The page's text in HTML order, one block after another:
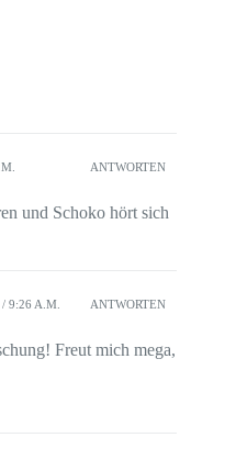
ANTWORTEN
und Schoko hört sich
9:26 A.M. ANTWORTEN
Freut mich mega,